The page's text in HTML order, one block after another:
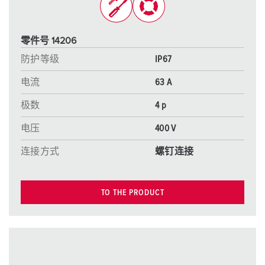
零件号 14206
防护等级
IP67
电流 63 A
极数 4 p
电压 400 V
连接方式 螺钉连接
TO THE PRODUCT